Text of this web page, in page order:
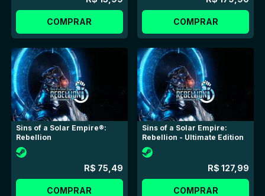
Chega de ler — junte-se a nós!
COMPRAR COMPRAR
Sins of a Solar Empire®:
Rebellion
R$ 75,49
COMPRAR
Sins of a Solar Empire:
Rebellion - Ultimate Edition
R$ 127,99
COMPRAR